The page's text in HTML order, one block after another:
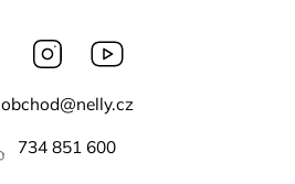
Facebook Instagram
obchod@nelly.cz
734 851 600